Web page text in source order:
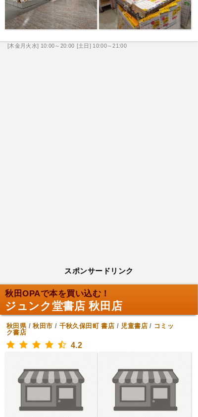
[木金月火水] 10:00～20:00 [土日] 10:00～21:00
スポンサードリンク
秋田OPAで本を買い込む！
ジュンク堂書店 秋田店
秋田県/秋田市 / 千秋久保田町 書店 / 児童書店/ コミッ
ク書店
4.2